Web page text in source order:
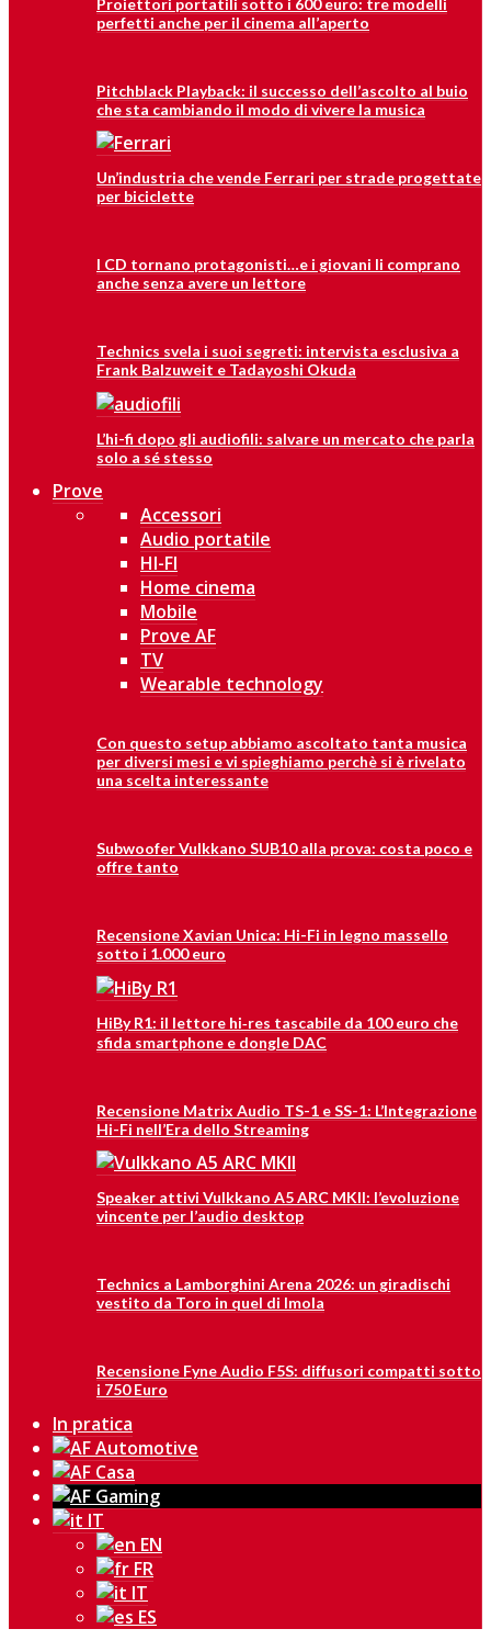
perfetti anche per il cinema all’aperto
Pitchblack Playback: il successo dell’ascolto al buio
che sta cambiando il modo di vivere la musica
Un’industria che vende Ferrari per strade progettate
per biciclette
I CD tornano protagonisti…e i giovani li comprano
anche senza avere un lettore
Technics svela i suoi segreti: intervista esclusiva a
Frank Balzuweit e Tadayoshi Okuda
L’hi-fi dopo gli audiofili: salvare un mercato che parla
solo a sé stesso
Prove
Accessori
Audio portatile
HI-FI
Home cinema
Mobile
Prove AF
TV
Wearable technology
Con questo setup abbiamo ascoltato tanta musica
per diversi mesi e vi spieghiamo perchè si è rivelato
una scelta interessante
Subwoofer Vulkkano SUB10 alla prova: costa poco e
offre tanto
Recensione Xavian Unica: Hi-Fi in legno massello
sotto i 1.000 euro
HiBy R1: il lettore hi‑res tascabile da 100 euro che
sfida smartphone e dongle DAC
Recensione Matrix Audio TS-1 e SS-1: L’Integrazione
Hi-Fi nell’Era dello Streaming
Speaker attivi Vulkkano A5 ARC MKII: l’evoluzione
vincente per l’audio desktop
Technics a Lamborghini Arena 2026: un giradischi
vestito da Toro in quel di Imola
Recensione Fyne Audio F5S: diffusori compatti sotto
i 750 Euro
In pratica
IT
EN
FR
IT
ES